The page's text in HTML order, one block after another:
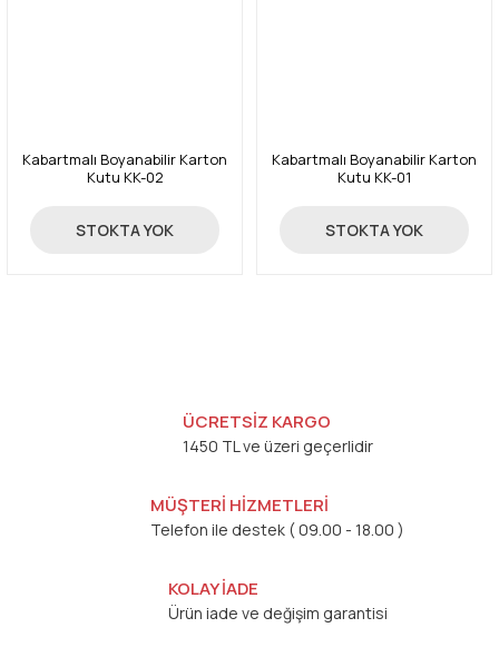
Kabartmalı Boyanabilir Karton
Kutu KK-02
45,00 TL
STOKTA YOK
Kabartmalı Boyanabilir Karton
Kutu KK-01
47,00 TL
STOKTA YOK
ÜCRETSİZ KARGO
1450 TL ve üzeri geçerlidir
MÜŞTERİ HİZMETLERİ
Telefon ile destek ( 09.00 - 18.00 )
KOLAY İADE
Ürün iade ve değişim garantisi